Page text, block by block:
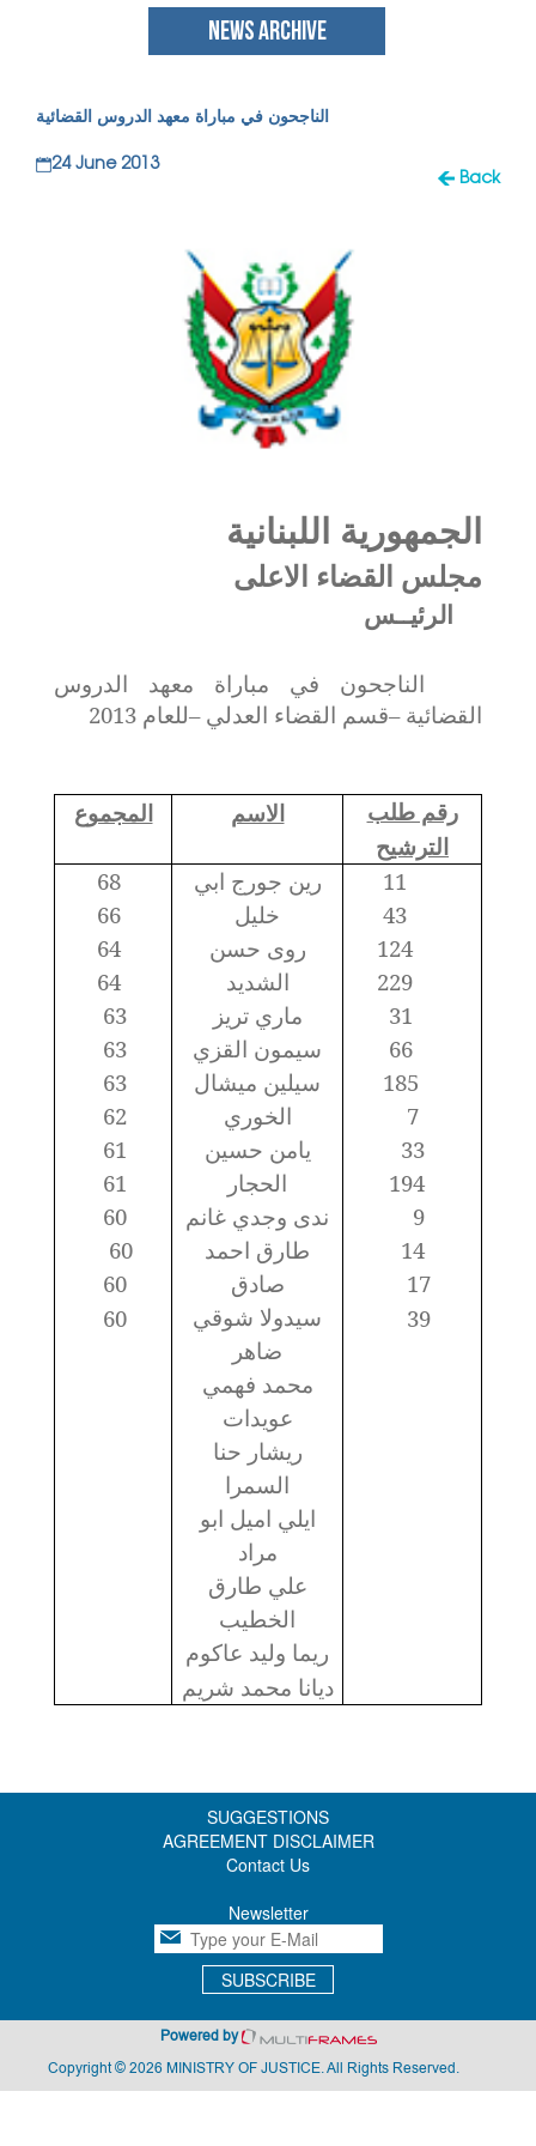
NEWS ARCHIVE
الناجحون في مباراة معهد الدروس القضائية
Back
24 June 2013
الجمهورية اللبنانية
مجلس القضاء الاعلى
الرئيــس
الناجحون في مباراة معهد الدروس
القضائية –قسم القضاء العدلي –للعام 2013
رقم طلب
الترشيح
الاسم المجموع
11
43
124
229
31
66
185
7
33
194
9
14
17
39
رين جورج ابي
خليل
روى حسن
الشديد
ماري تريز
سيمون القزي
سيلين ميشال
الخوري
يامن حسين
الحجار
ندى وجدي غانم
طارق احمد
صادق
سيدولا شوقي
ضاهر
محمد فهمي
عويدات
ريشار حنا
السمرا
ايلي اميل ابو
مراد
علي طارق
الخطيب
ريما وليد عاكوم
ديانا محمد شريم
68
66
64
64
63
63
63
62
61
61
60
60
60
60
SUGGESTIONS
AGREEMENT DISCLAIMER
Contact Us
Newsletter
SUBSCRIBE
Powered by
Copyright © 2026 MINISTRY OF JUSTICE. All Rights Reserved.